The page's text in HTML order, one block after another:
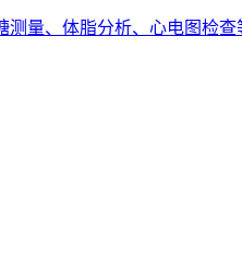
测量、体脂分析、心电图